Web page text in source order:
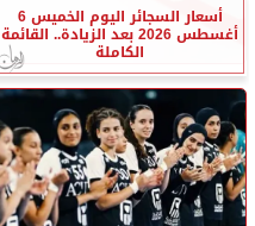
أسعار السجائر اليوم الخميس 6
أغسطس 2026 بعد الزيادة.. القائمة
الكاملة